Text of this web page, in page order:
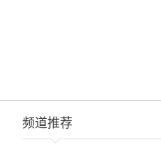
频道推荐